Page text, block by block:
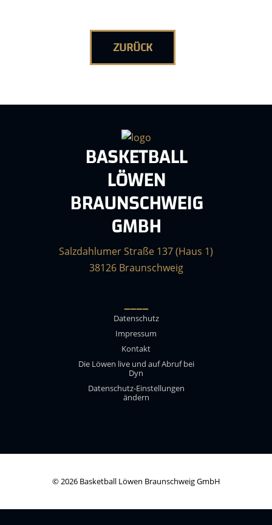
ZURÜCK
BASKETBALL
LÖWEN
BRAUNSCHWEIG
GMBH
Salzdahlumer Straße 137 (Haus 1)
38126 Braunschweig
____
Datenschutz
Impressum
Kontakt
Die Löwen live und auf Abruf bei
Dyn
Datenschutz-Einstellungen
ändern
© 2026 Basketball Löwen Braunschweig GmbH